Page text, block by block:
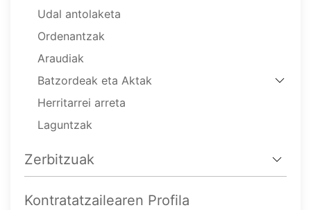
Udal antolaketa
Ordenantzak
Araudiak
Batzordeak eta Aktak
Herritarrei arreta
Laguntzak
Zerbitzuak
Kontratatzailearen Profila